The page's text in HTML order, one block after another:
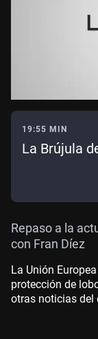
19:55 MIN
La Brújula
Repaso a la
con Fran Díez
La Unión
protección de
otras noticias del